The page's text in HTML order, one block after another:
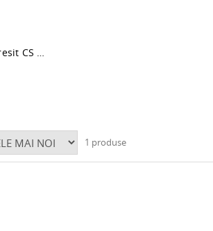
Silicon sanitar Ceresit CS 25 Express, alb, interior / exterior, 280 ml
1 produse